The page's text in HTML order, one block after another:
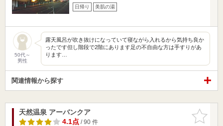
日帰り 美肌の湯
50代～
男性
露天風呂が吹き抜けになっていて寝ながら入れるから気持ち良か
ったです但し階段で2階にあります足の不自由な方は手すりがあ
ります…
関連情報から探す
お気に入
りに追加
天然温泉 アーバンクア
4.1点/ 90 件